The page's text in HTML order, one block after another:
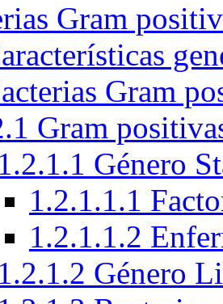
Gram
Gram
Gram
1.2.1.1 Género
1.2.1.1.1
1.2.1.1.2
1.2.1.2 Género